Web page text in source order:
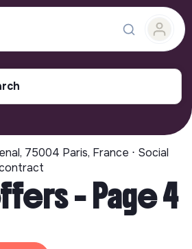
75004 Paris, France ⋅ Social
- Page 4